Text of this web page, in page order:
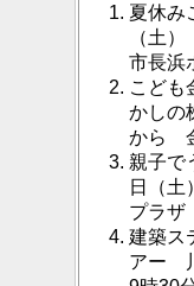
夏休み
（土
市長浜
こど
かしの
から
親子で
日（
プラザ
建築ス
アー